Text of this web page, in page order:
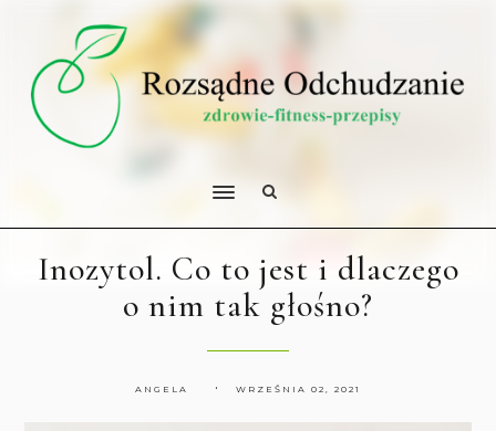
Inozytol. Co to jest i dlaczego
o nim tak głośno?
ANGELA WRZEŚNIA 02, 2021